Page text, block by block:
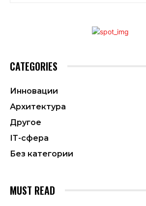
CATEGORIES
Инновации
Архитектура
Другое
ІТ-сфера
Без категории
MUST READ